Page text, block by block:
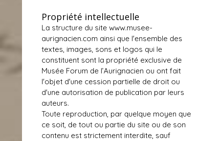
Propriété intellectuelle
La structure du site www.musee-
aurignacien.com ainsi que l'ensemble des
textes, images, sons et logos qui le
constituent sont la propriété exclusive de
Musée Forum de l’Aurignacien ou ont fait
l'objet d'une cession partielle de droit ou
d'une autorisation de publication par leurs
auteurs.
Toute reproduction, par quelque moyen que
ce soit, de tout ou partie du site ou de son
contenu est strictement interdite, sauf